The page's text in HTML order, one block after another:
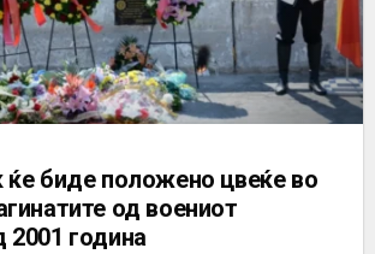
ќе биде положено цвеќе во
од воениот
2001 година